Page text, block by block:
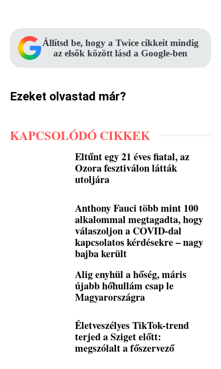
Állítsd be, hogy a Twice cikkeit mindig
az elsők között lásd a Google-ben
Ezeket olvastad már?
KAPCSOLÓDÓ CIKKEK
Eltűnt egy 21 éves fiatal, az
Ozora fesztiválon látták
utoljára
Anthony Fauci több mint 100
alkalommal megtagadta, hogy
válaszoljon a COVID-dal
kapcsolatos kérdésekre – nagy
bajba került
Alig enyhül a hőség, máris
újabb hőhullám csap le
Magyarországra
Életveszélyes TikTok-trend
terjed a Sziget előtt:
megszólalt a főszervező